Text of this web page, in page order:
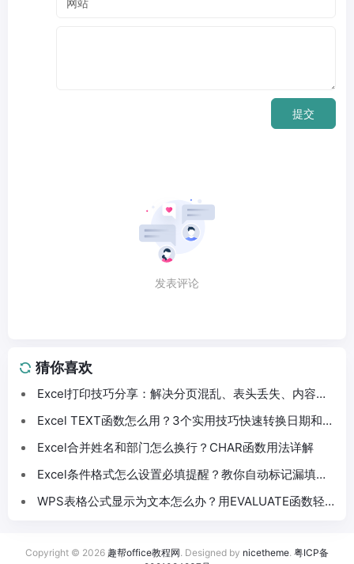
提交
发表评论
猜你喜欢
Excel打印技巧分享：解决分页混乱、表头丢失、内容截
Excel TEXT函数怎么用？3个实用技巧快速转换日期和数
Excel合并姓名和部门怎么换行？CHAR函数用法详解
Excel条件格式怎么设置必填提醒？教你自动标记漏填数
WPS表格公式显示为文本怎么办？用EVALUATE函数轻
Copyright © 2026 趣帮office教程网. Designed by nicetheme. 粤ICP备